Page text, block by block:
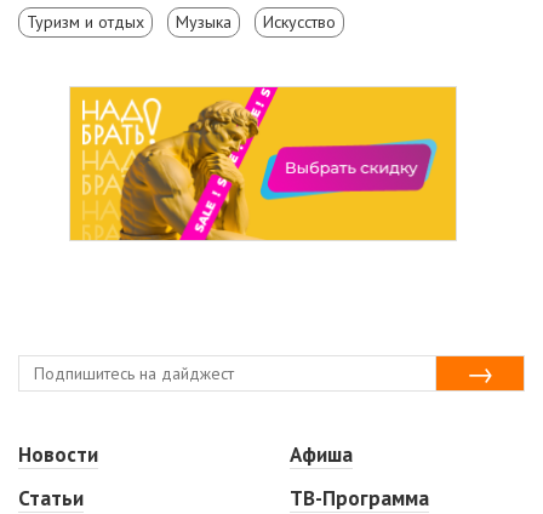
Туризм и отдых Музыка Искусство
Новости
Статьи
Афиша
ТВ-Программа